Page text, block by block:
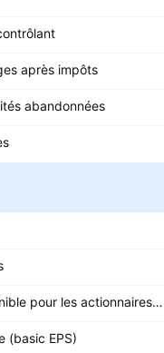
après impôts
abandonnées
Résultat net dilué disponible pour les actionnaires ordinaires
(basic EPS)